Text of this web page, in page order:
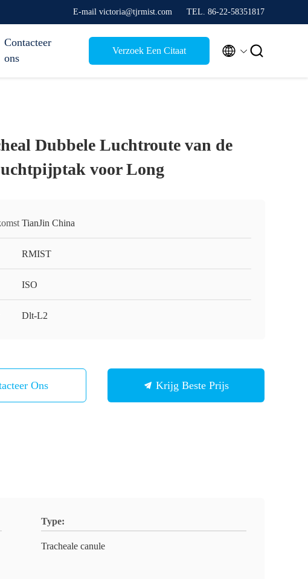
E-mail victoria@tjrmist.com TEL. 86-22-58351817
Contacteer
ons
Verzoek Een Citaat  
Dubbele Luchtroute van de
voor Long
TianJin China
RMIST
ISO
Dlt-L2
Ons Krijg Beste Prijs
Type:
Tracheale canule